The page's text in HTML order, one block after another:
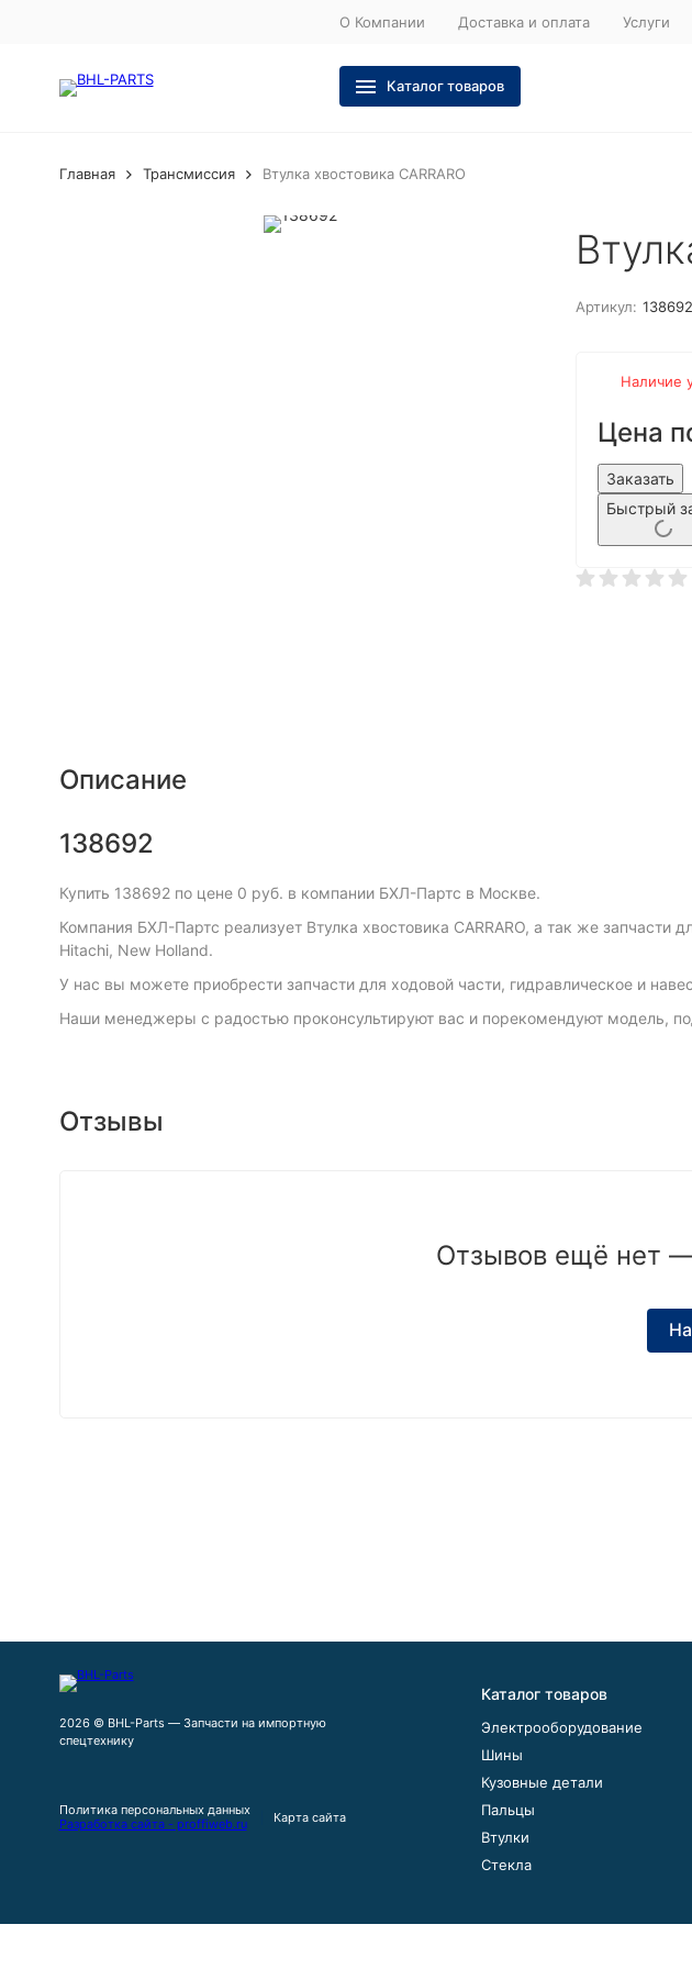
О Компании Доставка и оплата Услуги
Каталог товаров
Главная Трансмиссия Втулка хвостовика CARRARO
Артикул: 138692
Наличие
Цена
Заказать
Быстрый
Описание
138692
Купить 138692 по цене 0 руб. в компании БХЛ-Партс в Москве.
Компания БХЛ-Партс реализует Втулка хвостовика CARRARO, а так же запчасти
Hitachi, New Holland.
У нас вы можете приобрести запчасти для ходовой части, гидравлическое и
Наши менеджеры с радостью проконсультируют вас и порекомендуют модель,
Отзывы
Отзывов ещё нет
2026 © BHL-Parts — Запчасти на импортную
спецтехнику
Политика персональных данных
Разработка сайта - proffiweb.ru
Карта сайта
Каталог товаров
Электрооборудование
Шины
Кузовные детали
Пальцы
Втулки
Стекла